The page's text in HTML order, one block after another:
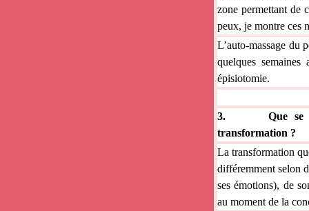
zone permettant de
peux, je montre ces
L’auto-massage du
quelques
épisiotomie.
3. Que se
transformation ?
La transformation
différemment selon
ses émotions), de
au moment de la